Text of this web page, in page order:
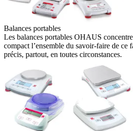
Balances portables
Les balances portables OHAUS
compact l’ensemble du savoir-faire de ce
précis, partout, en toutes circonstances.